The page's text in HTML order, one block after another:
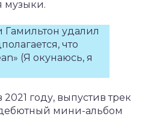
музыки.
удалил
что
(Я окунаюсь, я
году, выпустив трек
дебютный мини-альбом